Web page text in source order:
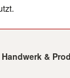
Handwerk &